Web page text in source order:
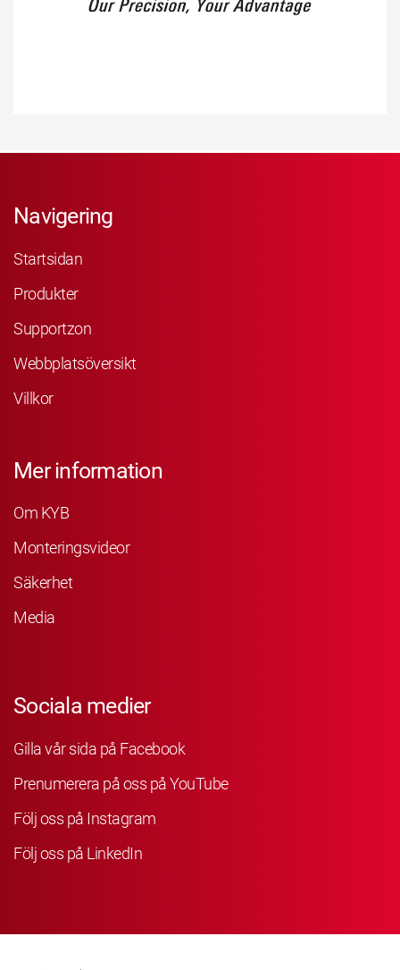
Navigering
Startsidan
Produkter
Supportzon
Webbplatsöversikt
Villkor
Mer information
Om KYB
Monteringsvideor
Säkerhet
Media
Sociala medier
Gilla vår sida på Facebook
Prenumerera på oss på YouTube
Följ oss på Instagram
Följ oss på LinkedIn